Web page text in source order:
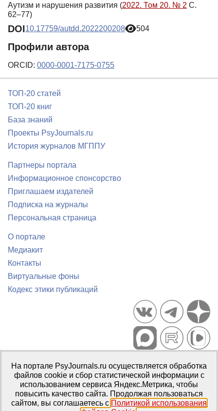
Аутизм и нарушения развития (2022. Том 20. № 2 С.
62–77)
DOI10.17759/autdd.2022200208 504
Профили автора
ORCID: 0000-0001-7175-0755
ТОП-20 статей
ТОП-20 книг
База знаний
Проекты PsyJournals.ru
История журналов МГППУ
Партнеры портала
Информационное спонсорство
Приглашаем издателей
Подписка на журналы
Персональная страница
О портале
Медиакит
Контакты
Виртуальные фоны
Кодекс этики публикаций
Портал психологических изданий PsyJournals.ru, 2007–2026
Правила использования материалов
Свидетельство регистрации СМИЭл № ФС77-66447 от 14 июля
2016 г.
Издатель: ФГБОУ ВО МГППУ
На портале PsyJournals.ru осуществляется обработка
файлов cookie и сбор статистической информации с
использованием сервиса Яндекс.Метрика, чтобы
повысить качество сайта. Продолжая пользоваться
сайтом, вы соглашаетесь с Политикой использования